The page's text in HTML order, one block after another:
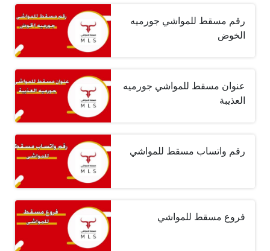
رقم مسقط للمواشي جورميه
الخوض
عنوان مسقط للمواشي جورميه
العذيبة
رقم واتساب مسقط للمواشي
فروع مسقط للمواشي